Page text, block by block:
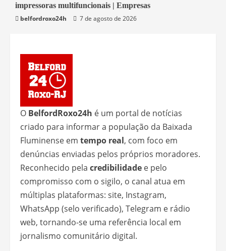
Economia
impressoras multifuncionais | Empresas
belfordroxo24h
7 de agosto de 2026
O BelfordRoxo24h é um portal de notícias
criado para informar a população da Baixada
Fluminense em tempo real, com foco em
denúncias enviadas pelos próprios moradores.
Reconhecido pela credibilidade e pelo
compromisso com o sigilo, o canal atua em
múltiplas plataformas: site, Instagram,
WhatsApp (selo verificado), Telegram e rádio
web, tornando-se uma referência local em
jornalismo comunitário digital.